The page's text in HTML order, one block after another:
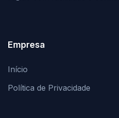
Empresa
Início
Política de Privacidade